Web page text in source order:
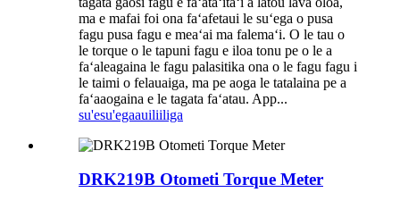
ma e mafai foi ona faʻafetaui le suʻega o pusa
fagu pusa fagu e meaʻai ma falemaʻi. O le tau o
le torque o le tapuni fagu e iloa tonu pe o le a
faʻaleagaina le fagu palasitika ona o le fagu fagu i
le taimi o felauaiga, ma pe aoga le tatalaina pe a
faʻaaogaina e le tagata faʻatau. App...
su'esu'egaauiliiliga
DRK219B Otometi Torque Meter